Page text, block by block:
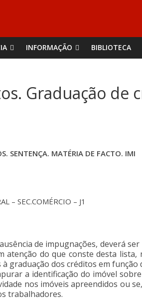
INFORMAÇÃO BIBLIOTECA
Graduação de
SENTENÇA. MATÉRIA DE FACTO. IMI
– SEC.COMÉRCIO – J1
de impugnações, deverá
do que conste desta
graduação dos créditos em função
a identificação do imóvel
nos imóveis apreendidos ou
trabalhadores.